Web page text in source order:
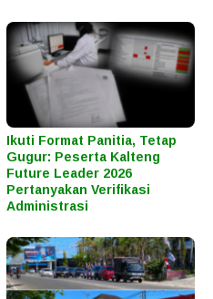
Ikuti Format Panitia, Tetap
Gugur: Peserta Kalteng
Future Leader 2026
Pertanyakan Verifikasi
Administrasi